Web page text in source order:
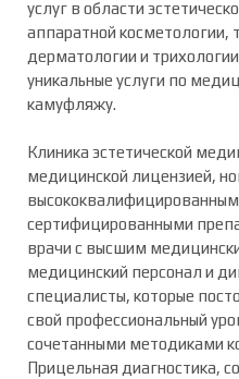
Карина Викторовна
услуг в области
аппаратной косметологии,
дерматологии и
уникальные услуги по
камуфляжу.
Клиника эстетической
медицинской лицензией,
сертифицированными
врачи с высшим
медицинский персонал и
специалисты, которые
свой профессиональный
сочетанными методиками
Прицельная диагностика,